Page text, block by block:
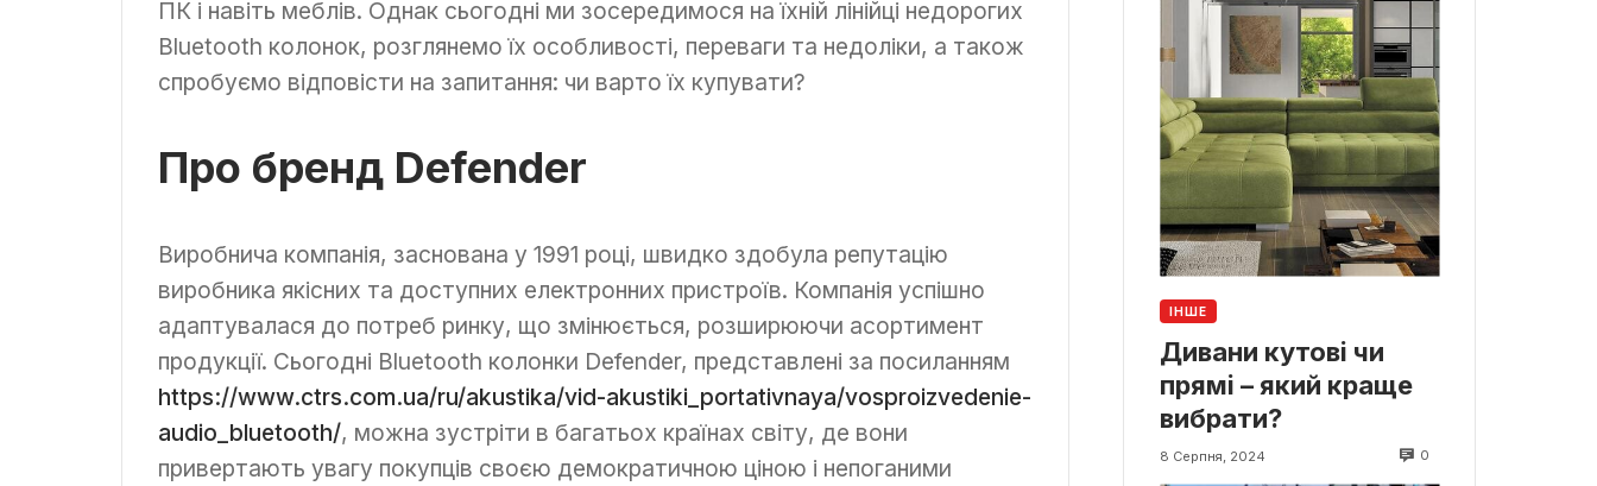
ПК і навіть меблів. Однак сьогодні ми зосередимося на їхній лінійці недорогих
Bluetooth колонок, розглянемо їх особливості, переваги та недоліки, а також
спробуємо відповісти на запитання: чи варто їх купувати?
Про бренд Defender
Виробнича компанія, заснована у 1991 році, швидко здобула репутацію
виробника якісних та доступних електронних пристроїв. Компанія успішно
адаптувалася до потреб ринку, що змінюється, розширюючи асортимент
продукції. Сьогодні Bluetooth колонки Defender, представлені за посиланням
https://www.ctrs.com.ua/ru/akustika/vid-akustiki_portativnaya/vosproizvedenie-
audio_bluetooth/, можна зустріти в багатьох країнах світу, де вони
привертають увагу покупців своєю демократичною ціною і непоганими
ІНШЕ
Дивани кутові чи
прямі – який краще
вибрати?
8 Серпня, 2024 0